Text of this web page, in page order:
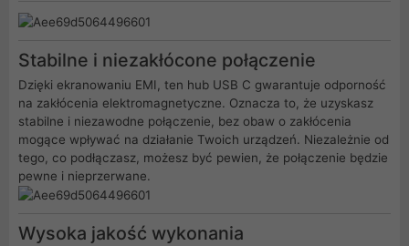
Stabilne i niezakłócone połączenie
Dzięki ekranowaniu EMI, ten hub USB C gwarantuje odporność
na zakłócenia elektromagnetyczne. Oznacza to, że uzyskasz
stabilne i niezawodne połączenie, bez obaw o zakłócenia
mogące wpływać na działanie Twoich urządzeń. Niezależnie od
tego, co podłączasz, możesz być pewien, że połączenie będzie
pewne i nieprzerwane.
Wysoka jakość wykonania